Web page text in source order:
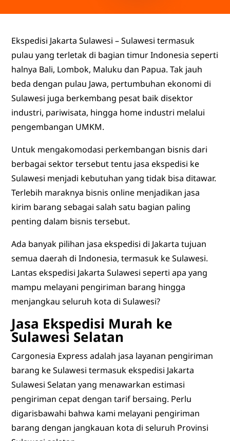
Ekspedisi Jakarta Sulawesi – Sulawesi termasuk
pulau yang terletak di bagian timur Indonesia seperti
halnya Bali, Lombok, Maluku dan Papua. Tak jauh
beda dengan pulau Jawa, pertumbuhan ekonomi di
Sulawesi juga berkembang pesat baik disektor
industri, pariwisata, hingga home industri melalui
pengembangan UMKM.
Untuk mengakomodasi perkembangan bisnis dari
berbagai sektor tersebut tentu jasa ekspedisi ke
Sulawesi menjadi kebutuhan yang tidak bisa ditawar.
Terlebih maraknya bisnis online menjadikan jasa
kirim barang sebagai salah satu bagian paling
penting dalam bisnis tersebut.
Ada banyak pilihan jasa ekspedisi di Jakarta tujuan
semua daerah di Indonesia, termasuk ke Sulawesi.
Lantas ekspedisi Jakarta Sulawesi seperti apa yang
mampu melayani pengiriman barang hingga
menjangkau seluruh kota di Sulawesi?
Jasa Ekspedisi Murah ke
Sulawesi Selatan
Cargonesia Express adalah jasa layanan pengiriman
barang ke Sulawesi termasuk ekspedisi Jakarta
Sulawesi Selatan yang menawarkan estimasi
pengiriman cepat dengan tarif bersaing. Perlu
digarisbawahi bahwa kami melayani pengiriman
barang dengan jangkauan kota di seluruh Provinsi